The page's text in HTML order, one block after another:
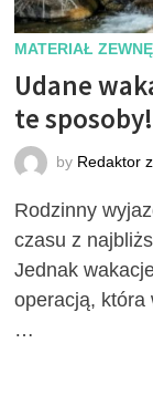
MATERIAŁ
Udane
te sposoby!
by Redaktor
Rodzinny
czasu z
Jednak
operacją, która
…